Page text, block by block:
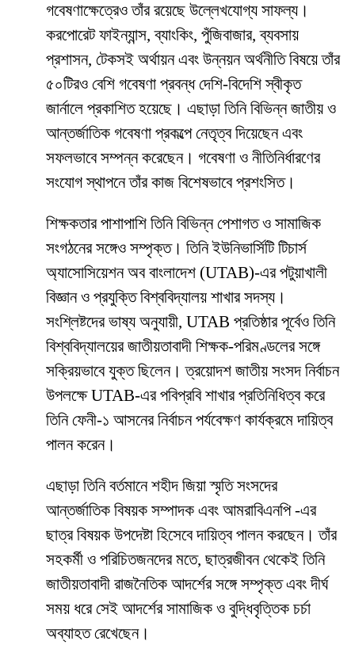
গবেষণাক্ষেত্রেও তাঁর রয়েছে উল্লেখযোগ্য সাফল্য।
করপোরেট ফাইন্যান্স, ব্যাংকিং, পুঁজিবাজার, ব্যবসায়
প্রশাসন, টেকসই অর্থায়ন এবং উন্নয়ন অর্থনীতি বিষয়ে তাঁর
৫০টিরও বেশি গবেষণা প্রবন্ধ দেশি-বিদেশি স্বীকৃত
জার্নালে প্রকাশিত হয়েছে। এছাড়া তিনি বিভিন্ন জাতীয় ও
আন্তর্জাতিক গবেষণা প্রকল্পে নেতৃত্ব দিয়েছেন এবং
সফলভাবে সম্পন্ন করেছেন। গবেষণা ও নীতিনির্ধারণের
সংযোগ স্থাপনে তাঁর কাজ বিশেষভাবে প্রশংসিত।
শিক্ষকতার পাশাপাশি তিনি বিভিন্ন পেশাগত ও সামাজিক
সংগঠনের সঙ্গেও সম্পৃক্ত। তিনি ইউনিভার্সিটি টিচার্স
অ্যাসোসিয়েশন অব বাংলাদেশ (UTAB)-এর পটুয়াখালী
বিজ্ঞান ও প্রযুক্তি বিশ্ববিদ্যালয় শাখার সদস্য।
সংশ্লিষ্টদের ভাষ্য অনুযায়ী, UTAB প্রতিষ্ঠার পূর্বেও তিনি
বিশ্ববিদ্যালয়ের জাতীয়তাবাদী শিক্ষক-পরিমণ্ডলের সঙ্গে
সক্রিয়ভাবে যুক্ত ছিলেন। ত্রয়োদশ জাতীয় সংসদ নির্বাচন
উপলক্ষে UTAB-এর পবিপ্রবি শাখার প্রতিনিধিত্ব করে
তিনি ফেনী-১ আসনের নির্বাচন পর্যবেক্ষণ কার্যক্রমে দায়িত্ব
পালন করেন।
এছাড়া তিনি বর্তমানে শহীদ জিয়া স্মৃতি সংসদের
আন্তর্জাতিক বিষয়ক সম্পাদক এবং আমরাবিএনপি -এর
ছাত্র বিষয়ক উপদেষ্টা হিসেবে দায়িত্ব পালন করছেন। তাঁর
সহকর্মী ও পরিচিতজনদের মতে, ছাত্রজীবন থেকেই তিনি
জাতীয়তাবাদী রাজনৈতিক আদর্শের সঙ্গে সম্পৃক্ত এবং দীর্ঘ
সময় ধরে সেই আদর্শের সামাজিক ও বুদ্ধিবৃত্তিক চর্চা
অব্যাহত রেখেছেন।